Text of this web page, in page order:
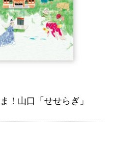
！山口「せせらぎ」